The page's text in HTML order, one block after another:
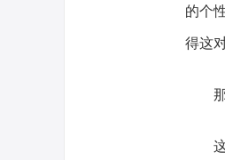
的个
得这